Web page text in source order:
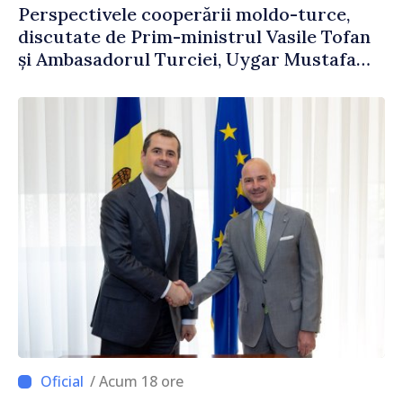
Perspectivele cooperării moldo-turce,
discutate de Prim-ministrul Vasile Tofan
și Ambasadorul Turciei, Uygar Mustafa
/ Acum 18 ore